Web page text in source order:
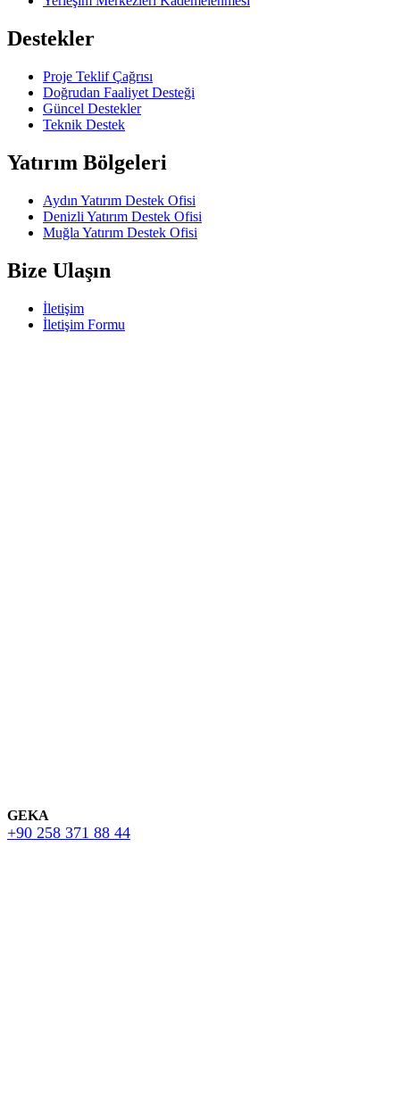
Destekler
Proje Teklif Çağrısı
Doğrudan Faaliyet Desteği
Güncel Destekler
Teknik Destek
Yatırım Bölgeleri
Aydın Yatırım Destek Ofisi
Denizli Yatırım Destek Ofisi
Muğla Yatırım Destek Ofisi
Bize Ulaşın
İletişim
İletişim Formu
GEKA
+90 258 371 88 44